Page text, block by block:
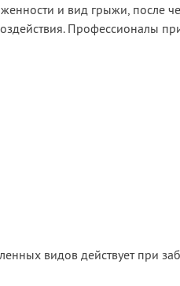
и вид грыжи, после
Профессионалы
видов действует при